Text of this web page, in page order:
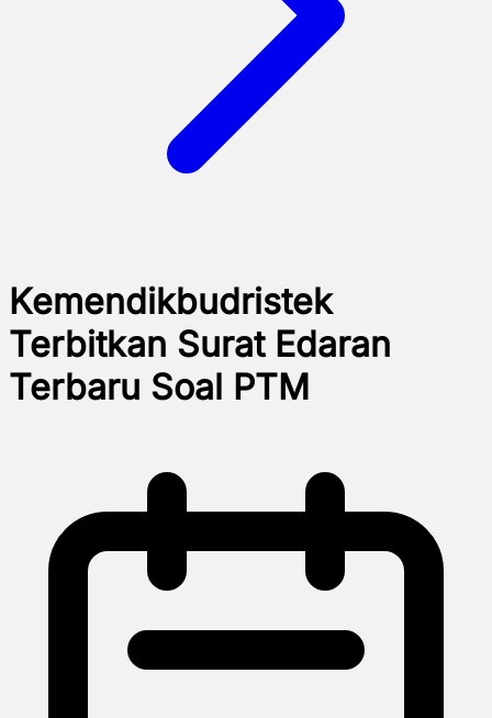
Kemendikbudristek
Terbitkan Surat Edaran
Terbaru Soal PTM